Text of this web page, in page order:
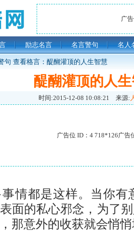
广
励志名言 名言警句 名人
句 查看格言：醍醐灌顶的人生智慧
醍醐灌顶的人
时间:2015-12-08 10:08:21 来源:
广告位 ID：4 718*126广告
情都是这样。当你有
面的私心邪念，为了
那意外的收获就会悄